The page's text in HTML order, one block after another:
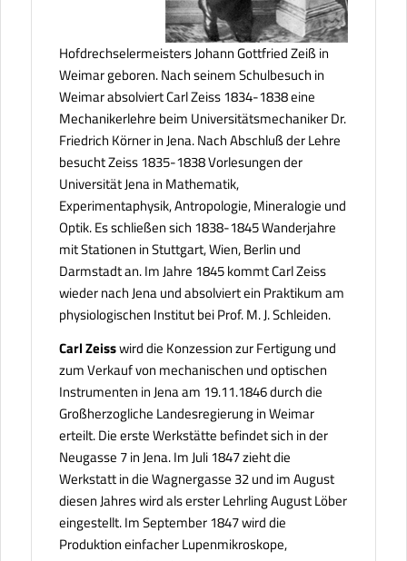
Hofdrechselermeisters Johann Gottfried Zeiß in
Weimar geboren. Nach seinem Schulbesuch in
Weimar absolviert Carl Zeiss 1834-1838 eine
Mechanikerlehre beim Universitätsmechaniker Dr.
Friedrich Körner in Jena. Nach Abschluß der Lehre
besucht Zeiss 1835-1838 Vorlesungen der
Universität Jena in Mathematik,
Experimentaphysik, Antropologie, Mineralogie und
Optik. Es schließen sich 1838-1845 Wanderjahre
mit Stationen in Stuttgart, Wien, Berlin und
Darmstadt an. Im Jahre 1845 kommt Carl Zeiss
wieder nach Jena und absolviert ein Praktikum am
physiologischen Institut bei Prof. M. J. Schleiden.
Carl Zeisswird die Konzession zur Fertigung und
zum Verkauf von mechanischen und optischen
Instrumenten in Jena am 19.11.1846 durch die
Großherzogliche Landesregierung in Weimar
erteilt. Die erste Werkstätte befindet sich in der
Neugasse 7 in Jena. Im Juli 1847 zieht die
Werkstatt in die Wagnergasse 32 und im August
diesen Jahres wird als erster Lehrling August Löber
eingestellt. Im September 1847 wird die
Produktion einfacher Lupenmikroskope,